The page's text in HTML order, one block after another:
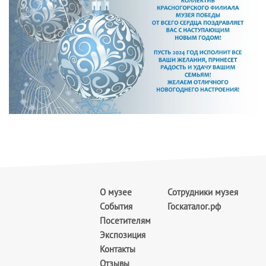
О музее
События
Посетителям
Экспозиция
Контакты
Отзывы
Сотрудники музея
Госкаталог.рф